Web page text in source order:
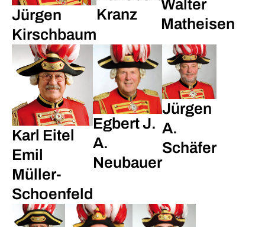
Jürgen
Kirschbaum
Kranz
Walter
Matheisen
Karl Eitel
Emil
Müller-
Schoenfeld
Egbert J.
A.
Neubauer
Jürgen
A.
Schäfer